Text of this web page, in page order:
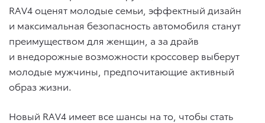
RAV4 оценят молодые семьи, эффектный дизайн
и максимальная безопасность автомобиля станут
преимуществом для женщин, а за драйв
и внедорожные возможности кроссовер выберут
молодые мужчины, предпочитающие активный
образ жизни.
Новый RAV4 имеет все шансы на то, чтобы стать